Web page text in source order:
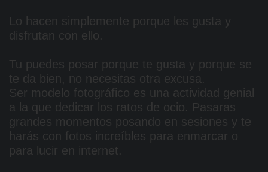
Lo hacen simplemente porque les gusta y
disfrutan con ello.
Tu puedes posar porque te gusta y porque se
te da bien, no necesitas otra excusa.
Ser modelo fotográfico es una actividad genial
a la que dedicar los ratos de ocio. Pasaras
grandes momentos posando en sesiones y te
harás con fotos increíbles para enmarcar o
para lucir en internet.